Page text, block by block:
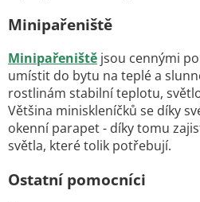
Minipařeniště
Minipařeniště jsou cennými
umístit do bytu na teplé a
rostlinám stabilní teplotu,
Většina miniskleníčků se díky
okenní parapet - díky tomu
světla, které tolik potřebují.
Ostatní pomocníci